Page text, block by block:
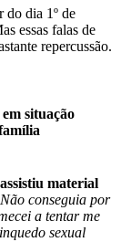
do dia 1º de
essas falas de
repercussão.
situação
material
conseguia por
a tentar me
sexual